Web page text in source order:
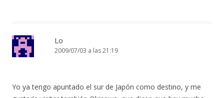
Lo
2009/07/03 a las 21:19
Yo ya tengo apuntado el sur de Japón como destino, y me